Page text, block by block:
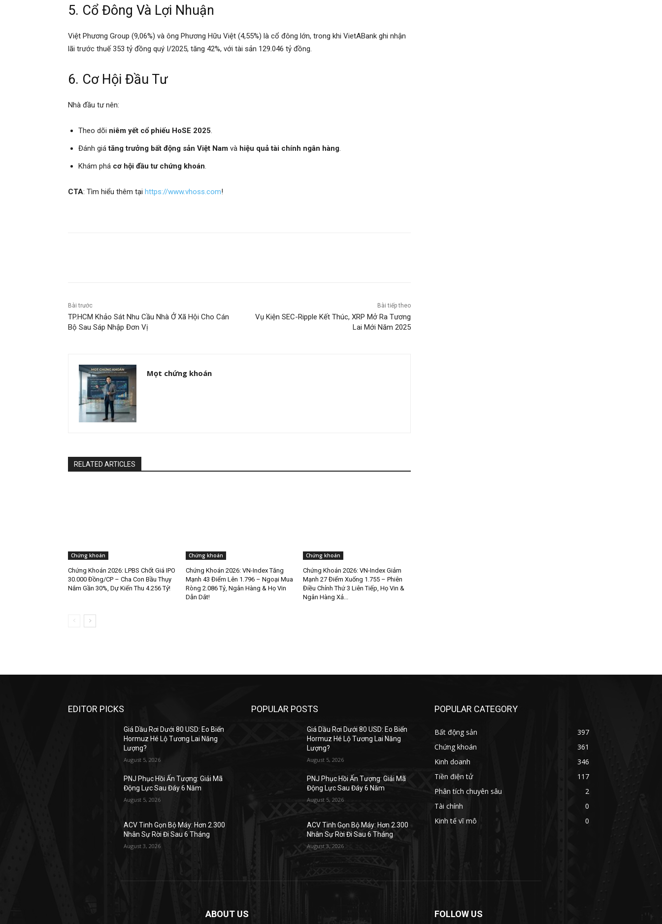
5. Cổ Đông Và Lợi Nhuận
Việt Phương Group (9,06%) và ông Phương Hữu Việt (4,55%) là cổ đông lớn, trong khi VietABank ghi nhận
lãi trước thuế 353 tỷ đồng quý I/2025, tăng 42%, với tài sản 129.046 tỷ đồng.
6. Cơ Hội Đầu Tư
Nhà đầu tư nên:
Theo dõi niêm yết cổ phiếu HoSE 2025.
Đánh giátăng trưởng bất động sản Việt Nam và hiệu quả tài chính ngân hàng.
Khám phá cơ hội đầu tư chứng khoán.
CTA: Tìm hiểu thêm tại https://www.vhoss.com!
Bài trước
TP.HCM Khảo Sát Nhu Cầu Nhà Ở Xã Hội Cho Cán
Bộ Sau Sáp Nhập Đơn Vị
Bài tiếp theo
Vụ Kiện SEC-Ripple Kết Thúc, XRP Mở Ra Tương
Lai Mới Năm 2025
Mọt chứng khoán
RELATED ARTICLES
Chứng khoán
Chứng Khoán 2026: LPBS Chốt Giá IPO
30.000 Đồng/CP – Cha Con Bầu Thụy
Nắm Gần 30%, Dự Kiến Thu 4.256 Tỷ!
Chứng khoán
Chứng Khoán 2026: VN-Index Tăng
Mạnh 43 Điểm Lên 1.796 – Ngoại Mua
Ròng 2.086 Tỷ, Ngân Hàng & Họ Vin
Dẫn Dắt!
Chứng khoán
Chứng Khoán 2026: VN-Index Giảm
Mạnh 27 Điểm Xuống 1.755 – Phiên
Điều Chỉnh Thứ 3 Liên Tiếp, Họ Vin &
Ngân Hàng Xả...
EDITOR PICKS
Giá Dầu Rơi Dưới 80 USD: Eo Biển
Hormuz Hé Lộ Tương Lai Năng
Lượng?
August 5, 2026
PNJ Phục Hồi Ấn Tượng: Giải Mã
Động Lực Sau Đáy 6 Năm
August 5, 2026
ACV Tinh Gọn Bộ Máy: Hơn 2.300
Nhân Sự Rời Đi Sau 6 Tháng
August 3, 2026
POPULAR POSTS
Giá Dầu Rơi Dưới 80 USD: Eo Biển
Hormuz Hé Lộ Tương Lai Năng
Lượng?
August 5, 2026
PNJ Phục Hồi Ấn Tượng: Giải Mã
Động Lực Sau Đáy 6 Năm
August 5, 2026
ACV Tinh Gọn Bộ Máy: Hơn 2.300
Nhân Sự Rời Đi Sau 6 Tháng
August 3, 2026
POPULAR CATEGORY
Bất động sản
397
Chứng khoán
361
Kinh doanh
346
Tiền điện tử
117
Phân tích chuyên sâu
2
Tài chính
0
Kinh tế vĩ mô
0
ABOUT US FOLLOW US